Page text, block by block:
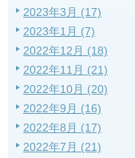
2023年3月 (17)
2023年1月 (7)
2022年12月 (18)
2022年11月 (21)
2022年10月 (20)
2022年9月 (16)
2022年8月 (17)
2022年7月 (21)